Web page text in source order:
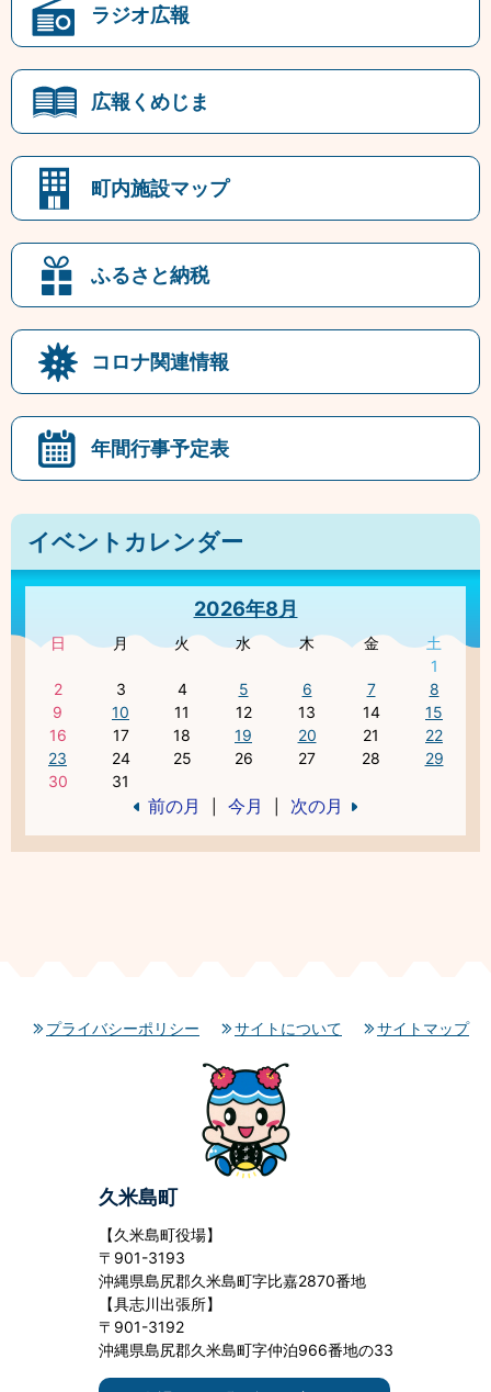
ラジオ広報
広報くめじま
町内施設マップ
ふるさと納税
コロナ関連情報
年間行事予定表
イベントカレンダー
2026年8月
日 月 火 水 木 金
土
1
2
3 4 5 6 7
8
9
10 11 12 13 14
15
16
17 18 19 20 21
22
23
24 25 26 27 28
29
30
31
前の月 今月 次の月
プライバシーポリシー サイトについて サイトマップ
久米島町
【久米島町役場】
〒901-3193
沖縄県島尻郡久米島町字比嘉2870番地
【具志川出張所】
〒901-3192
沖縄県島尻郡久米島町字仲泊966番地の33